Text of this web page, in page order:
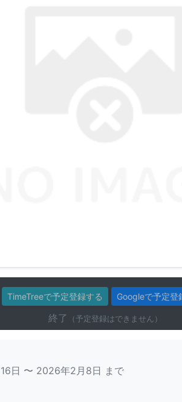
TimeTreeで予定登録する Googleで予定登
終了 （予定登録はできません）
日 〜 2026年2月8日 まで